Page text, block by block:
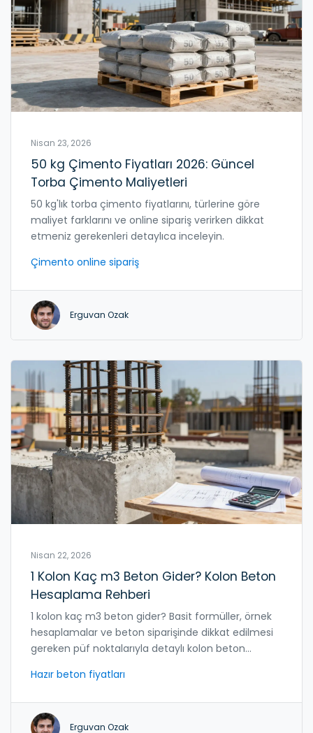
Nisan 23, 2026
50 kg Çimento Fiyatları 2026: Güncel
Torba Çimento Maliyetleri
50 kg'lık torba çimento fiyatlarını, türlerine göre
maliyet farklarını ve online sipariş verirken dikkat
etmeniz gerekenleri detaylıca inceleyin.
Çimento online sipariş
Erguvan Ozak
Nisan 22, 2026
1 Kolon Kaç m3 Beton Gider? Kolon Beton
Hesaplama Rehberi
1 kolon kaç m3 beton gider? Basit formüller, örnek
hesaplamalar ve beton siparişinde dikkat edilmesi
gereken püf noktalarıyla detaylı kolon beton
Hazır beton fiyatları
Erguvan Ozak